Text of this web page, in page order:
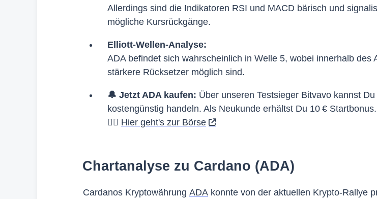
Allerdings sind die Indikatoren RSI und MACD bärisch und
mögliche Kursrückgänge.
Elliott-Wellen-Analyse:
ADA befindet sich wahrscheinlich in Welle 5, wobei innerhalb des
stärkere Rücksetzer möglich sind.
🔔 Jetzt ADA kaufen: Über unseren Testsieger Bitvavo kannst
kostengünstig handeln. Als Neukunde erhältst Du 10 € Startbonus.
👉🏻 Hier geht's zur Börse
Chartanalyse zu Cardano (ADA)
Cardanos Kryptowährung ADA konnte von der aktuellen Krypto-Rallye